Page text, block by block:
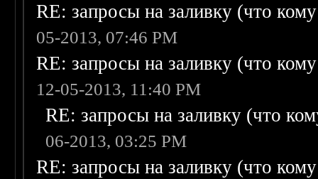
RE: запросы на заливку (что
05-2013, 07:46 PM
RE: запросы на заливку (что
12-05-2013, 11:40 PM
RE: запросы на заливку (что
06-2013, 03:25 PM
RE: запросы на заливку (что